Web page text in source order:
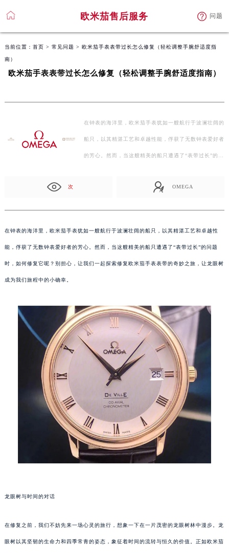
欧米茄售后服务 问题
当前位置： 首页 > 常见问题 > 欧米茄手表表带过长怎么修复（轻松调整手腕舒适度指
南）
欧米茄手表表带过长怎么修复（轻松调整手腕舒适度指南）
在钟表的海洋里，欧米茄手表犹如一艘航行于波澜壮阔的
船只，以其精湛工艺和卓越性能，俘获了无数钟表爱好者
的芳心。然而，当这艘精美的船只遭遇了“表带过长”的…
次 OMEGA
在钟表的海洋里，欧米茄手表犹如一艘航行于波澜壮阔的船只，以其精湛工艺和卓越性
能，俘获了无数钟表爱好者的芳心。然而，当这艘精美的船只遭遇了“表带过长”的问题
时，如何修复它呢？别担心，让我们一起探索修复欧米茄手表表带的奇妙之旅，让龙眼树
成为我们旅程中的小确幸。
龙眼树与时间的对话
在修复之前，我们不妨先来一场心灵的旅行，想象一下在一片茂密的龙眼树林中漫步。龙
眼树以其坚韧的生命力和四季常青的姿态，象征着时间的流转与恒久的价值。正如欧米茄